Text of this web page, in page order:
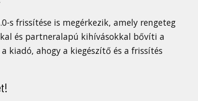
s frissítése is megérkezik, amely rengeteg
és partneralapú kihívásokkal bővíti a
kiadó, ahogy a kiegészítő és a frissítés